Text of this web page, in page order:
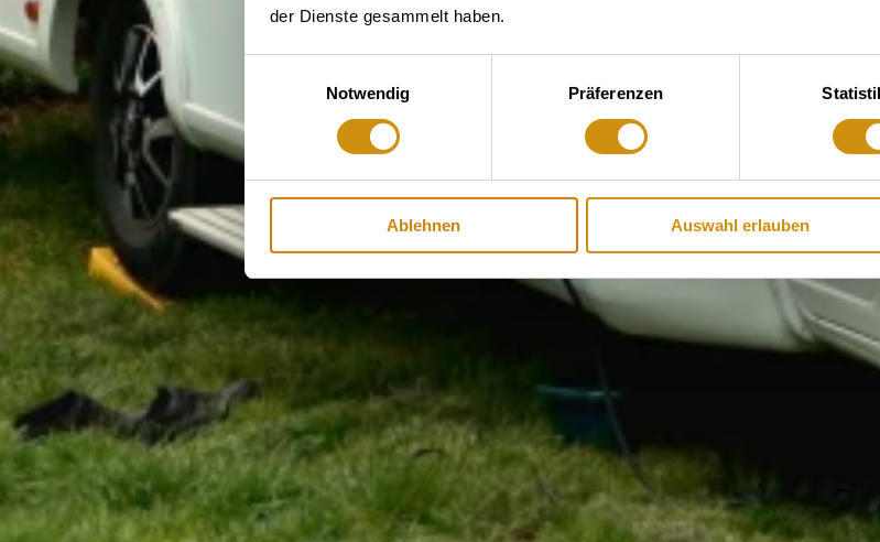
der Dienste gesammelt haben.
Notwendig
Präferenzen
Ablehnen Auswahl erlauben